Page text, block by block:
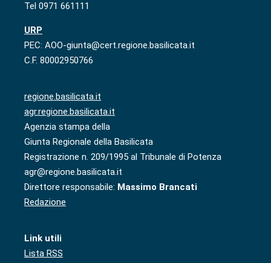
Tel 0971 661111
URP
PEC: AOO-giunta@cert.regione.basilicata.it
C.F. 80002950766
regione.basilicata.it
agr.regione.basilicata.it
Agenzia stampa della
Giunta Regionale della Basilicata
Registrazione n. 209/1995 al Tribunale di Potenza
agr@regione.basilicata.it
Direttore responsabile: Massimo Brancati
Redazione
Link utili
Lista RSS